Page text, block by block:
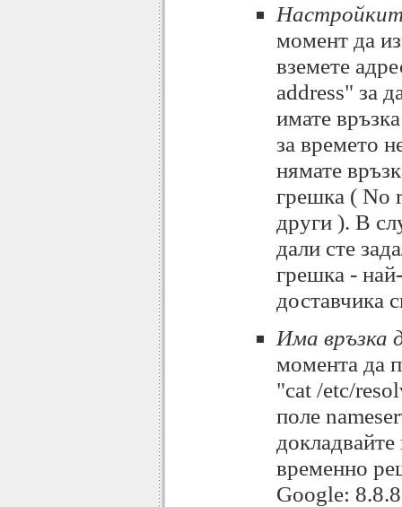
момент да
вземете
address" за
имате
за времето
нямате
грешка ( No
други ). В
дали сте
грешка -
доставчика
Има връзка
момента да
"cat /etc/
поле
временно
Google: